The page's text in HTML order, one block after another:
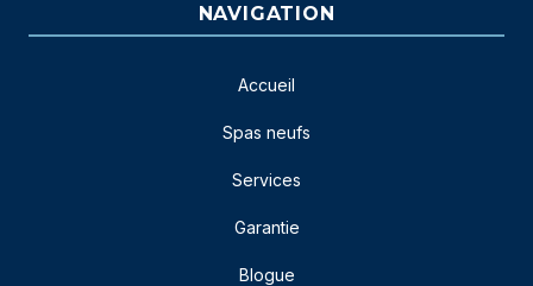
NAVIGATION
Accueil
Spas neufs
Services
Garantie
Blogue